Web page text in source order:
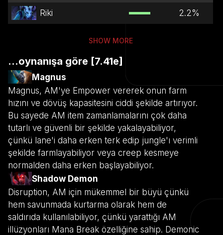
Riki 2.2%
SHOW MORE
...oynanışa göre [7.41e]
Magnus
Magnus, AM'ye Empower vererek onun farm
hızını ve dövüş kapasitesini ciddi şekilde artırıyor.
Bu sayede AM item zamanlamalarını çok daha
tutarlı ve güvenli bir şekilde yakalayabiliyor,
çünkü lane'i daha erken terk edip jungle'ı verimli
şekilde farmlayabiliyor veya creep kesmeye
normalden daha erken başlayabiliyor.
Shadow Demon
Disruption, AM için mükemmel bir büyü çünkü
hem savunmada kurtarma olarak hem de
saldırıda kullanılabiliyor, çünkü yarattığı AM
illüzyonları Mana Break özelliğine sahip. Demonic